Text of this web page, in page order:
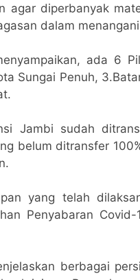
agar diperbanyak
dalam
ada 6
Sungai Penuh,
Jambi sudah
belum ditransfer
yang telah
Penyabaran
berbagai